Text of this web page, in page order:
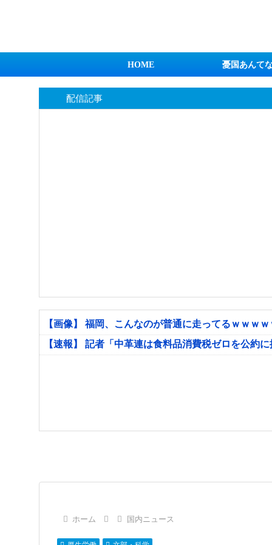
HOME 憂国あんて
配信記事
【画像】 福岡、こんなのが普通に走ってるｗｗｗ
【速報】 記者「中革連は食料品消費税ゼロを公約
ホーム 国内ニュース